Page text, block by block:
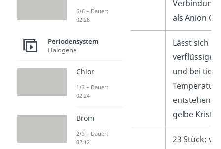
als Anion Cl
Besonderheiten
Lässt sich
verflüssigen
und bei
entstehen
gelbe
Isotope 23 Stück:
6/6 – Dauer:
02:28
Periodensystem
Halogene
Chlor
1/3 – Dauer:
02:24
Brom
2/3 – Dauer:
02:12